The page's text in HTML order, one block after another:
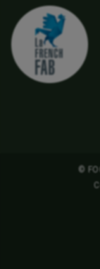
©